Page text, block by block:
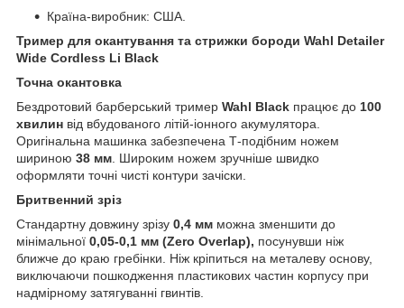
Країна-виробник: США.
Тример для окантування та стрижки бороди Wahl Detailer
Wide Cordless Li Black
Точна окантовка
Бездротовий барберський тример Wahl Black працює до 100
хвилин від вбудованого літій-іонного акумулятора.
Оригінальна машинка забезпечена Т-подібним ножем
шириною 38 мм . Широким ножем зручніше швидко
оформляти точні чисті контури зачіски.
Бритвенний зріз
Стандартну довжину зрізу 0,4 мм можна зменшити до
мінімальної 0,05-0,1 мм (Zero Overlap), посунувши ніж
ближче до краю гребінки. Ніж кріпиться на металеву основу,
виключаючи пошкодження пластикових частин корпусу при
надмірному затягуванні гвинтів.